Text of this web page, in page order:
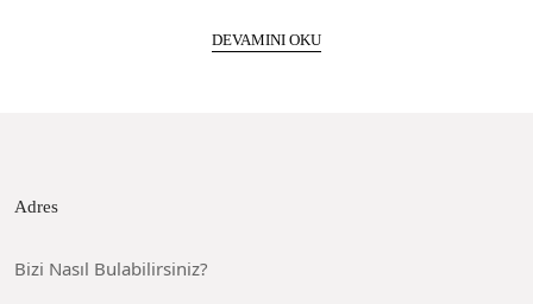
DEVAMINI OKU
Adres
Bizi Nasıl Bulabilirsiniz?